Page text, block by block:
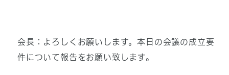
会長：よろしくお願いします。本日の会議の成立要
件について報告をお願い致します。